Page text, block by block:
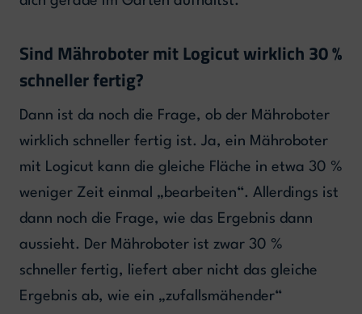
Sind Mähroboter mit Logicut wirklich 30 %
schneller fertig?
Dann ist da noch die Frage, ob der Mähroboter
wirklich schneller fertig ist. Ja, ein Mähroboter
mit Logicut kann die gleiche Fläche in etwa 30 %
weniger Zeit einmal „bearbeiten“. Allerdings ist
dann noch die Frage, wie das Ergebnis dann
aussieht. Der Mähroboter ist zwar 30 %
schneller fertig, liefert aber nicht das gleiche
Ergebnis ab, wie ein „zufallsmähender“